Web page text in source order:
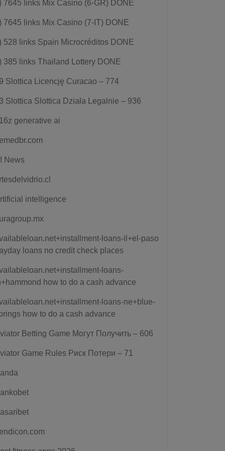
7645 links Mix Casino (6-GR) DONE
7645 links Mix Casino (7-IT) DONE
528 links Spain Microcréditos DONE
385 links Thailand Lottery DONE
Slottica Licencję Curacao – 774
Slottica Slottica Działa Legalnie – 936
generative ai
News
intelligence
loans-il+el-paso
loans no credit check places
loans-
how to do a cash advance
loans-ne+blue-
how to do a cash advance
Betting Game Могут Получить – 606
Game Rules Риск Потери – 71